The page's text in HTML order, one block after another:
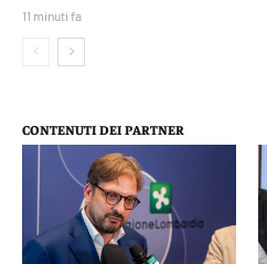
11 minuti fa
CONTENUTI DEI PARTNER